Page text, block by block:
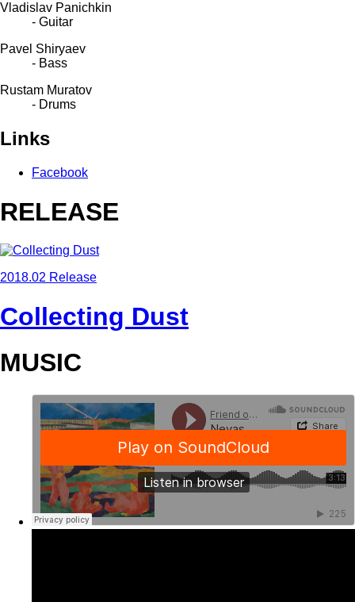
Vladislav Panichkin
- Guitar
Pavel Shiryaev
- Bass
Rustam Muratov
- Drums
Links
Facebook
RELEASE
2018.02 Release
Collecting Dust
MUSIC